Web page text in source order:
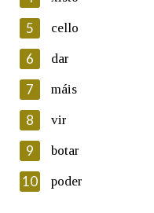
Lin e acepto as
Introduce o código que
Texto de verificación
5 cello
6 dar
7 máis
8 vir
9 botar
10 poder